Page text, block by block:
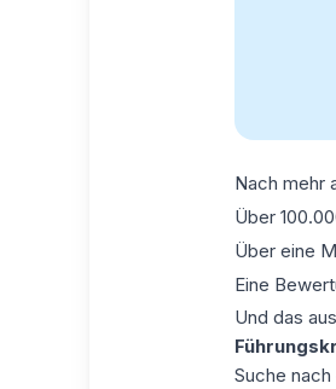
Nach mehr
Über
Über eine
Eine
Und das
Suche